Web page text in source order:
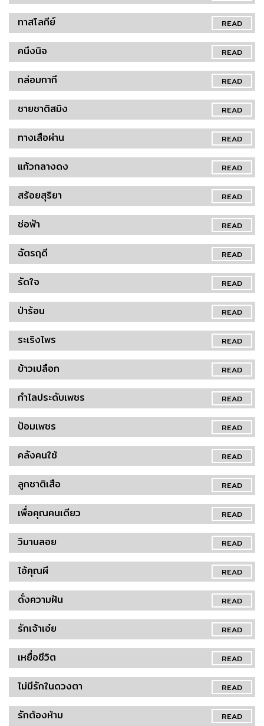
READ
ทาสโลกีย์
READ
คนึงนิจ
READ
กล่อมกากี
READ
ชายชาติสมิง
READ
ทางเสือผ่าน
READ
แก้วกลางดง
READ
สร้อยสุริยา
READ
ช่อฟ้า
READ
ฉัตรฤดี
READ
รัดใจ
READ
ป่าร้อน
READ
ระเริงไพร
READ
ข้าวเปลือก
READ
กำไลประดับเพชร
READ
ป้อมเพชร
READ
คลังคนใช้
READ
ลูกชาติเสือ
READ
เพื่อคุณคนเดียว
READ
วิมานลอย
READ
ไอ้คุณผี
READ
ดั่งความฝัน
READ
รักเจ้าเอ๋ย
READ
เหยื่อชีวิต
READ
ไม่มีรักในดวงตา
READ
รักต้องห้าม